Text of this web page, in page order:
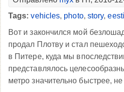
Tags:vehicles, photo, story,eesti
Вот и закончился мой
продал Плотву и стал
в Питере, куда мы
представлялось
метро значительно быстрее,